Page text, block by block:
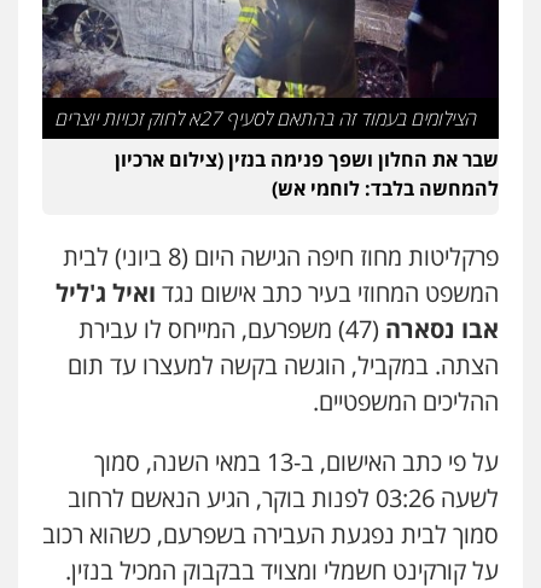
0507368203
שחר לדובסקי, עו"ד
פלילי מעצרים וחקירות עבירות המתה עורכי
דין לענייני אסירים
0507913332
אסירים
0505216700
עו"ד שלומי שרון
מעצרים וחקירות
0547342002
עו"ד אלון קריטי
פלילי כלכלי אלימות סמים מעצרים
0525544654
הצילומים בעמוד זה בהתאם לסעיף 27א לחוק זכויות יוצרים
שבר את החלון ושפך פנימה בנזין (צילום ארכיון
להמחשה בלבד: לוחמי אש)
פרקליטות מחוז חיפה הגישה היום (8 ביוני) לבית
המשפט המחוזי בעיר כתב אישום נגד ואיל ג'ליל
אבו נסארה
(47) משפרעם, המייחס לו עבירת
הצתה. במקביל, הוגשה בקשה למעצרו עד תום
ההליכים המשפטיים.
על פי כתב האישום, ב-13 במאי השנה, סמוך
לשעה 03:26 לפנות בוקר, הגיע הנאשם לרחוב
סמוך לבית נפגעת העבירה בשפרעם, כשהוא רכוב
על קורקינט חשמלי ומצויד בבקבוק המכיל בנזין.